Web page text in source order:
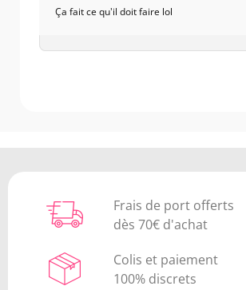
Ça fait ce qu'il doit faire lol
Frais de port offerts
dès 70€ d'achat
Colis et paiement
100% discrets